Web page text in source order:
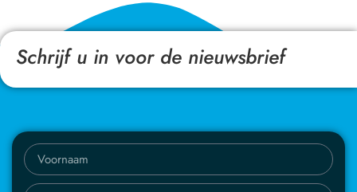
Schrijf u in voor de nieuwsbrief